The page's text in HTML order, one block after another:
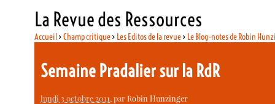
La Revue des Ressources
Accueil>Champ critique> Les Editos de la revue> Le Blog-notes de Robin
Semaine Pradalier sur la RdR
lundi 3 octobre 2011, parRobin Hunzinger